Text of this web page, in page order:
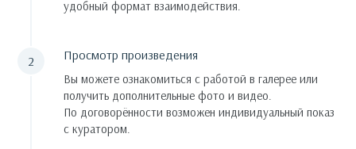
удобный формат взаимодействия.
Просмотр произведения
Вы можете ознакомиться с работой в галерее или
получить дополнительные фото и видео.
По договорённости возможен индивидуальный показ
с куратором.